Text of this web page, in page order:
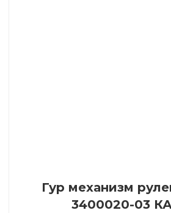
Гур механизм
3400020-03